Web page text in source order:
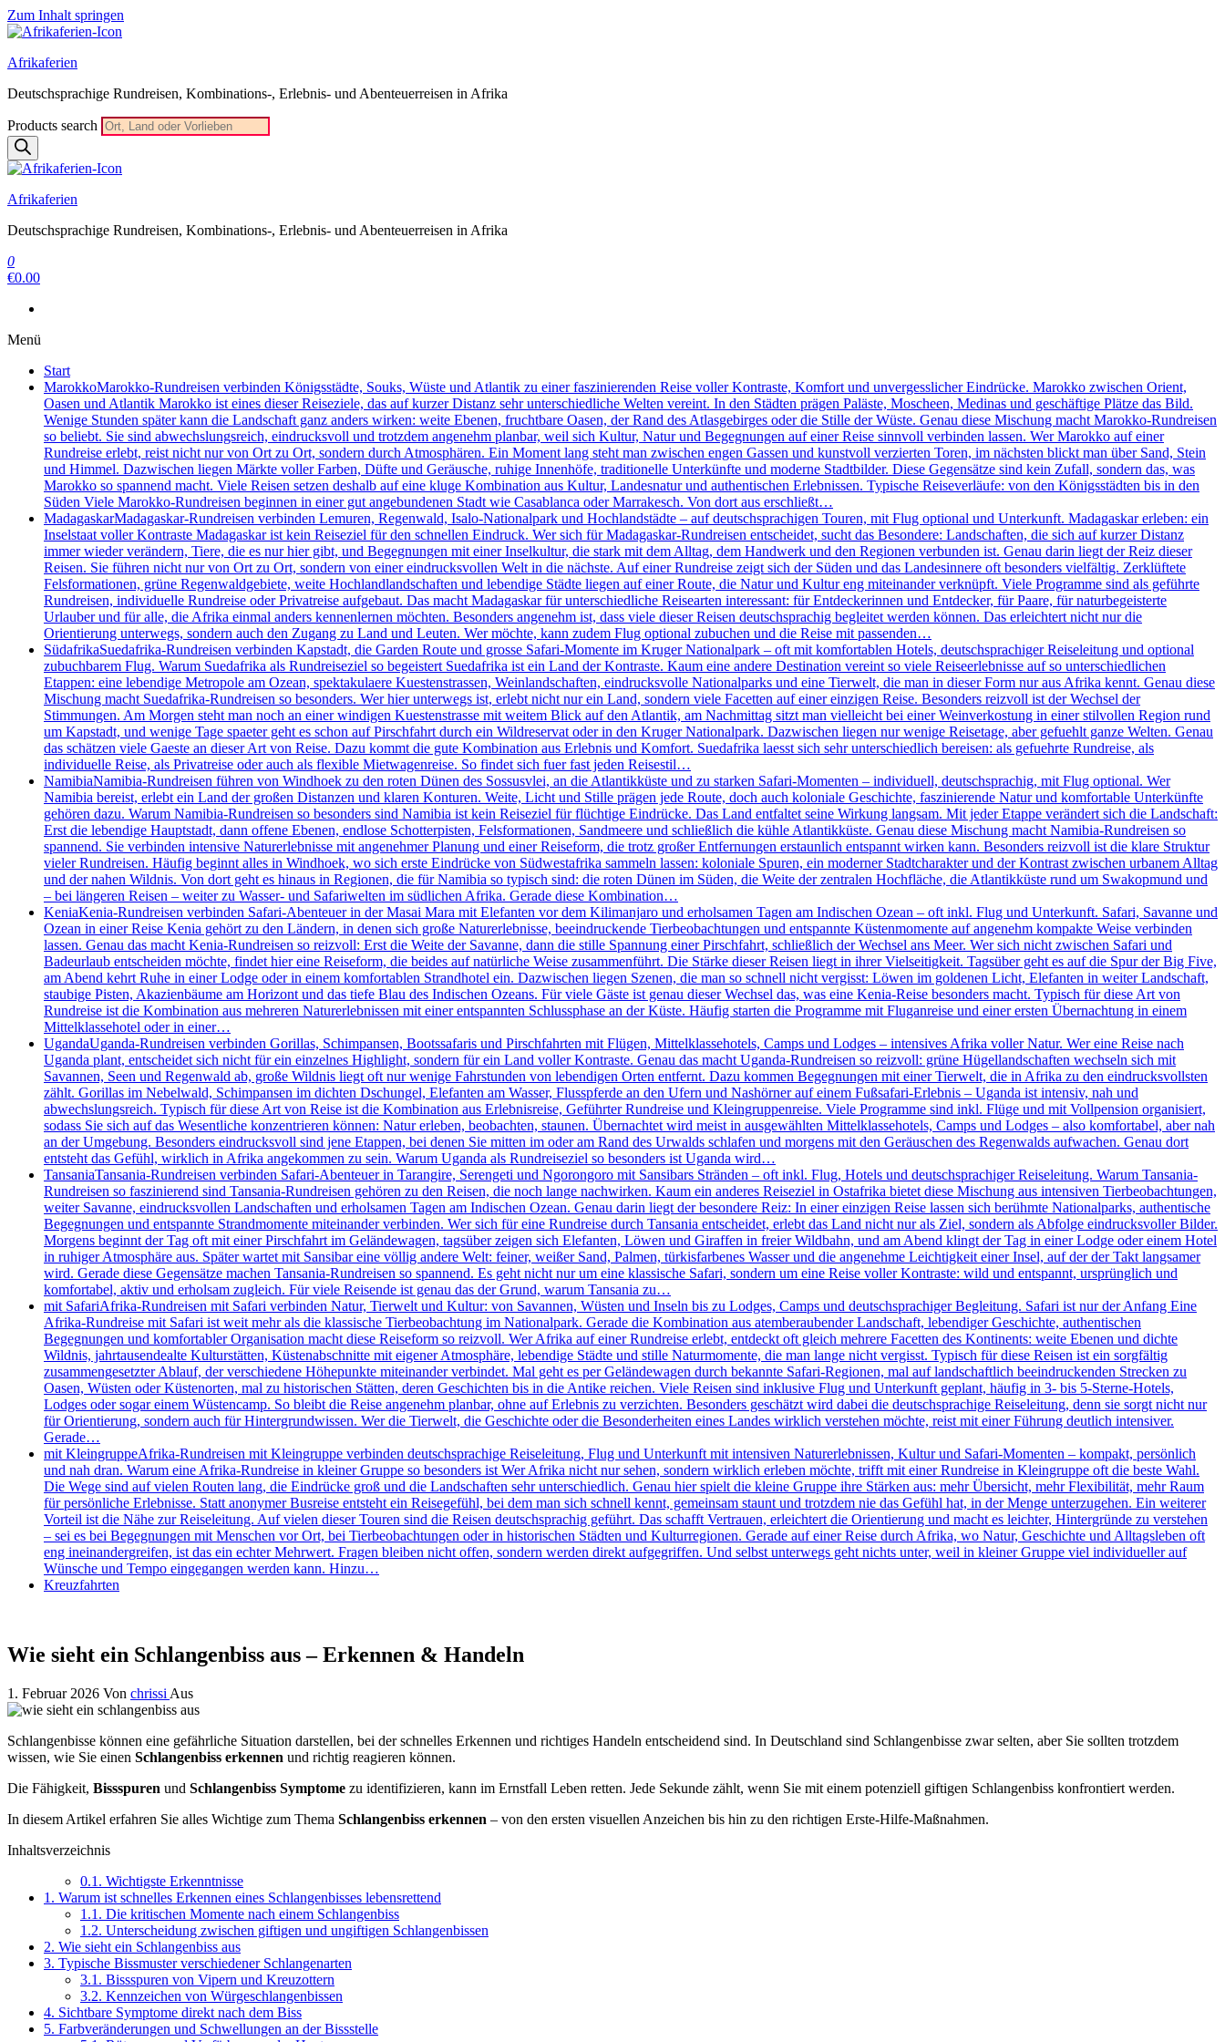
Zum Inhalt springen
Afrikaferien
Deutschsprachige Rundreisen, Kombinations-, Erlebnis- und Abenteuerreisen in Afrika
Products search
Afrikaferien
Deutschsprachige Rundreisen, Kombinations-, Erlebnis- und Abenteuerreisen in Afrika
0
€0.00
Menü
Start
MarokkoMarokko-Rundreisen verbinden Königsstädte, Souks, Wüste und Atlantik zu einer faszinierenden Reise voller Kontraste, Komfort und unvergesslicher Eindrücke. Marokko zwischen Orient,
Oasen und Atlantik Marokko ist eines dieser Reiseziele, das auf kurzer Distanz sehr unterschiedliche Welten vereint. In den Städten prägen Paläste, Moscheen, Medinas und geschäftige Plätze das Bild.
Wenige Stunden später kann die Landschaft ganz anders wirken: weite Ebenen, fruchtbare Oasen, der Rand des Atlasgebirges oder die Stille der Wüste. Genau diese Mischung macht Marokko-Rundreisen
so beliebt. Sie sind abwechslungsreich, eindrucksvoll und trotzdem angenehm planbar, weil sich Kultur, Natur und Begegnungen auf einer Reise sinnvoll verbinden lassen. Wer Marokko auf einer
Rundreise erlebt, reist nicht nur von Ort zu Ort, sondern durch Atmosphären. Ein Moment lang steht man zwischen engen Gassen und kunstvoll verzierten Toren, im nächsten blickt man über Sand, Stein
und Himmel. Dazwischen liegen Märkte voller Farben, Düfte und Geräusche, ruhige Innenhöfe, traditionelle Unterkünfte und moderne Stadtbilder. Diese Gegensätze sind kein Zufall, sondern das, was
Marokko so spannend macht. Viele Reisen setzen deshalb auf eine kluge Kombination aus Kultur, Landesnatur und authentischen Erlebnissen. Typische Reiseverläufe: von den Königsstädten bis in den
Süden Viele Marokko-Rundreisen beginnen in einer gut angebundenen Stadt wie Casablanca oder Marrakesch. Von dort aus erschließt…
MadagaskarMadagaskar-Rundreisen verbinden Lemuren, Regenwald, Isalo-Nationalpark und Hochlandstädte – auf deutschsprachigen Touren, mit Flug optional und Unterkunft. Madagaskar erleben: ein
Inselstaat voller Kontraste Madagaskar ist kein Reiseziel für den schnellen Eindruck. Wer sich für Madagaskar-Rundreisen entscheidet, sucht das Besondere: Landschaften, die sich auf kurzer Distanz
immer wieder verändern, Tiere, die es nur hier gibt, und Begegnungen mit einer Inselkultur, die stark mit dem Alltag, dem Handwerk und den Regionen verbunden ist. Genau darin liegt der Reiz dieser
Reisen. Sie führen nicht nur von Ort zu Ort, sondern von einer eindrucksvollen Welt in die nächste. Auf einer Rundreise zeigt sich der Süden und das Landesinnere oft besonders vielfältig. Zerklüftete
Felsformationen, grüne Regenwaldgebiete, weite Hochlandlandschaften und lebendige Städte liegen auf einer Route, die Natur und Kultur eng miteinander verknüpft. Viele Programme sind als geführte
Rundreisen, individuelle Rundreise oder Privatreise aufgebaut. Das macht Madagaskar für unterschiedliche Reisearten interessant: für Entdeckerinnen und Entdecker, für Paare, für naturbegeisterte
Urlauber und für alle, die Afrika einmal anders kennenlernen möchten. Besonders angenehm ist, dass viele dieser Reisen deutschsprachig begleitet werden können. Das erleichtert nicht nur die
Orientierung unterwegs, sondern auch den Zugang zu Land und Leuten. Wer möchte, kann zudem Flug optional zubuchen und die Reise mit passenden…
SüdafrikaSuedafrika-Rundreisen verbinden Kapstadt, die Garden Route und grosse Safari-Momente im Kruger Nationalpark – oft mit komfortablen Hotels, deutschsprachiger Reiseleitung und optional
zubuchbarem Flug. Warum Suedafrika als Rundreiseziel so begeistert Suedafrika ist ein Land der Kontraste. Kaum eine andere Destination vereint so viele Reiseerlebnisse auf so unterschiedlichen
Etappen: eine lebendige Metropole am Ozean, spektakulaere Kuestenstrassen, Weinlandschaften, eindrucksvolle Nationalparks und eine Tierwelt, die man in dieser Form nur aus Afrika kennt. Genau diese
Mischung macht Suedafrika-Rundreisen so besonders. Wer hier unterwegs ist, erlebt nicht nur ein Land, sondern viele Facetten auf einer einzigen Reise. Besonders reizvoll ist der Wechsel der
Stimmungen. Am Morgen steht man noch an einer windigen Kuestenstrasse mit weitem Blick auf den Atlantik, am Nachmittag sitzt man vielleicht bei einer Weinverkostung in einer stilvollen Region rund
um Kapstadt, und wenige Tage spaeter geht es schon auf Pirschfahrt durch ein Wildreservat oder in den Kruger Nationalpark. Dazwischen liegen nur wenige Reisetage, aber gefuehlt ganze Welten. Genau
das schätzen viele Gaeste an dieser Art von Reise. Dazu kommt die gute Kombination aus Erlebnis und Komfort. Suedafrika laesst sich sehr unterschiedlich bereisen: als gefuehrte Rundreise, als
individuelle Reise, als Privatreise oder auch als flexible Mietwagenreise. So findet sich fuer fast jeden Reisestil…
NamibiaNamibia-Rundreisen führen von Windhoek zu den roten Dünen des Sossusvlei, an die Atlantikküste und zu starken Safari-Momenten – individuell, deutschsprachig, mit Flug optional. Wer
Namibia bereist, erlebt ein Land der großen Distanzen und klaren Konturen. Weite, Licht und Stille prägen jede Route, doch auch koloniale Geschichte, faszinierende Natur und komfortable Unterkünfte
gehören dazu. Warum Namibia-Rundreisen so besonders sind Namibia ist kein Reiseziel für flüchtige Eindrücke. Das Land entfaltet seine Wirkung langsam. Mit jeder Etappe verändert sich die Landschaft:
Erst die lebendige Hauptstadt, dann offene Ebenen, endlose Schotterpisten, Felsformationen, Sandmeere und schließlich die kühle Atlantikküste. Genau diese Mischung macht Namibia-Rundreisen so
spannend. Sie verbinden intensive Naturerlebnisse mit angenehmer Planung und einer Reiseform, die trotz großer Entfernungen erstaunlich entspannt wirken kann. Besonders reizvoll ist die klare Struktur
vieler Rundreisen. Häufig beginnt alles in Windhoek, wo sich erste Eindrücke von Südwestafrika sammeln lassen: koloniale Spuren, ein moderner Stadtcharakter und der Kontrast zwischen urbanem Alltag
und der nahen Wildnis. Von dort geht es hinaus in Regionen, die für Namibia so typisch sind: die roten Dünen im Süden, die Weite der zentralen Hochfläche, die Atlantikküste rund um Swakopmund und
– bei längeren Reisen – weiter zu Wasser- und Safariwelten im südlichen Afrika. Gerade diese Kombination…
KeniaKenia-Rundreisen verbinden Safari-Abenteuer in der Masai Mara mit Elefanten vor dem Kilimanjaro und erholsamen Tagen am Indischen Ozean – oft inkl. Flug und Unterkunft. Safari, Savanne und
Ozean in einer Reise Kenia gehört zu den Ländern, in denen sich große Naturerlebnisse, beeindruckende Tierbeobachtungen und entspannte Küstenmomente auf angenehm kompakte Weise verbinden
lassen. Genau das macht Kenia-Rundreisen so reizvoll: Erst die Weite der Savanne, dann die stille Spannung einer Pirschfahrt, schließlich der Wechsel ans Meer. Wer sich nicht zwischen Safari und
Badeurlaub entscheiden möchte, findet hier eine Reiseform, die beides auf natürliche Weise zusammenführt. Die Stärke dieser Reisen liegt in ihrer Vielseitigkeit. Tagsüber geht es auf die Spur der Big Five,
am Abend kehrt Ruhe in einer Lodge oder in einem komfortablen Strandhotel ein. Dazwischen liegen Szenen, die man so schnell nicht vergisst: Löwen im goldenen Licht, Elefanten in weiter Landschaft,
staubige Pisten, Akazienbäume am Horizont und das tiefe Blau des Indischen Ozeans. Für viele Gäste ist genau dieser Wechsel das, was eine Kenia-Reise besonders macht. Typisch für diese Art von
Rundreise ist die Kombination aus mehreren Naturerlebnissen mit einer entspannten Schlussphase an der Küste. Häufig starten die Programme mit Fluganreise und einer ersten Übernachtung in einem
Mittelklassehotel oder in einer…
UgandaUganda-Rundreisen verbinden Gorillas, Schimpansen, Bootssafaris und Pirschfahrten mit Flügen, Mittelklassehotels, Camps und Lodges – intensives Afrika voller Natur. Wer eine Reise nach
Uganda plant, entscheidet sich nicht für ein einzelnes Highlight, sondern für ein Land voller Kontraste. Genau das macht Uganda-Rundreisen so reizvoll: grüne Hügellandschaften wechseln sich mit
Savannen, Seen und Regenwald ab, große Wildnis liegt oft nur wenige Fahrstunden von lebendigen Orten entfernt. Dazu kommen Begegnungen mit einer Tierwelt, die in Afrika zu den eindrucksvollsten
zählt. Gorillas im Nebelwald, Schimpansen im dichten Dschungel, Elefanten am Wasser, Flusspferde an den Ufern und Nashörner auf einem Fußsafari-Erlebnis – Uganda ist intensiv, nah und
abwechslungsreich. Typisch für diese Art von Reise ist die Kombination aus Erlebnisreise, Geführter Rundreise und Kleingruppenreise. Viele Programme sind inkl. Flüge und mit Vollpension organisiert,
sodass Sie sich auf das Wesentliche konzentrieren können: Natur erleben, beobachten, staunen. Übernachtet wird meist in ausgewählten Mittelklassehotels, Camps und Lodges – also komfortabel, aber nah
an der Umgebung. Besonders eindrucksvoll sind jene Etappen, bei denen Sie mitten im oder am Rand des Urwalds schlafen und morgens mit den Geräuschen des Regenwalds aufwachen. Genau dort
entsteht das Gefühl, wirklich in Afrika angekommen zu sein. Warum Uganda als Rundreiseziel so besonders ist Uganda wird…
TansaniaTansania-Rundreisen verbinden Safari-Abenteuer in Tarangire, Serengeti und Ngorongoro mit Sansibars Stränden – oft inkl. Flug, Hotels und deutschsprachiger Reiseleitung. Warum Tansania-
Rundreisen so faszinierend sind Tansania-Rundreisen gehören zu den Reisen, die noch lange nachwirken. Kaum ein anderes Reiseziel in Ostafrika bietet diese Mischung aus intensiven Tierbeobachtungen,
weiter Savanne, eindrucksvollen Landschaften und erholsamen Tagen am Indischen Ozean. Genau darin liegt der besondere Reiz: In einer einzigen Reise lassen sich berühmte Nationalparks, authentische
Begegnungen und entspannte Strandmomente miteinander verbinden. Wer sich für eine Rundreise durch Tansania entscheidet, erlebt das Land nicht nur als Ziel, sondern als Abfolge eindrucksvoller Bilder.
Morgens beginnt der Tag oft mit einer Pirschfahrt im Geländewagen, tagsüber zeigen sich Elefanten, Löwen und Giraffen in freier Wildbahn, und am Abend klingt der Tag in einer Lodge oder einem Hotel
in ruhiger Atmosphäre aus. Später wartet mit Sansibar eine völlig andere Welt: feiner, weißer Sand, Palmen, türkisfarbenes Wasser und die angenehme Leichtigkeit einer Insel, auf der der Takt langsamer
wird. Gerade diese Gegensätze machen Tansania-Rundreisen so spannend. Es geht nicht nur um eine klassische Safari, sondern um eine Reise voller Kontraste: wild und entspannt, ursprünglich und
komfortabel, aktiv und erholsam zugleich. Für viele Reisende ist genau das der Grund, warum Tansania zu…
mit SafariAfrika-Rundreisen mit Safari verbinden Natur, Tierwelt und Kultur: von Savannen, Wüsten und Inseln bis zu Lodges, Camps und deutschsprachiger Begleitung. Safari ist nur der Anfang Eine
Afrika-Rundreise mit Safari ist weit mehr als die klassische Tierbeobachtung im Nationalpark. Gerade die Kombination aus atemberaubender Landschaft, lebendiger Geschichte, authentischen
Begegnungen und komfortabler Organisation macht diese Reiseform so reizvoll. Wer Afrika auf einer Rundreise erlebt, entdeckt oft gleich mehrere Facetten des Kontinents: weite Ebenen und dichte
Wildnis, jahrtausendealte Kulturstätten, Küstenabschnitte mit eigener Atmosphäre, lebendige Städte und stille Naturmomente, die man lange nicht vergisst. Typisch für diese Reisen ist ein sorgfältig
zusammengesetzter Ablauf, der verschiedene Höhepunkte miteinander verbindet. Mal geht es per Geländewagen durch bekannte Safari-Regionen, mal auf landschaftlich beeindruckenden Strecken zu
Oasen, Wüsten oder Küstenorten, mal zu historischen Stätten, deren Geschichten bis in die Antike reichen. Viele Reisen sind inklusive Flug und Unterkunft geplant, häufig in 3- bis 5-Sterne-Hotels,
Lodges oder sogar einem Wüstencamp. So bleibt die Reise angenehm planbar, ohne auf Erlebnis zu verzichten. Besonders geschätzt wird dabei die deutschsprachige Reiseleitung, denn sie sorgt nicht nur
für Orientierung, sondern auch für Hintergrundwissen. Wer die Tierwelt, die Geschichte oder die Besonderheiten eines Landes wirklich verstehen möchte, reist mit einer Führung deutlich intensiver.
Gerade…
mit KleingruppeAfrika-Rundreisen mit Kleingruppe verbinden deutschsprachige Reiseleitung, Flug und Unterkunft mit intensiven Naturerlebnissen, Kultur und Safari-Momenten – kompakt, persönlich
und nah dran. Warum eine Afrika-Rundreise in kleiner Gruppe so besonders ist Wer Afrika nicht nur sehen, sondern wirklich erleben möchte, trifft mit einer Rundreise in Kleingruppe oft die beste Wahl.
Die Wege sind auf vielen Routen lang, die Eindrücke groß und die Landschaften sehr unterschiedlich. Genau hier spielt die kleine Gruppe ihre Stärken aus: mehr Übersicht, mehr Flexibilität, mehr Raum
für persönliche Erlebnisse. Statt anonymer Busreise entsteht ein Reisegefühl, bei dem man sich schnell kennt, gemeinsam staunt und trotzdem nie das Gefühl hat, in der Menge unterzugehen. Ein weiterer
Vorteil ist die Nähe zur Reiseleitung. Auf vielen dieser Touren sind die Reisen deutschsprachig geführt. Das schafft Vertrauen, erleichtert die Orientierung und macht es leichter, Hintergründe zu verstehen
– sei es bei Begegnungen mit Menschen vor Ort, bei Tierbeobachtungen oder in historischen Städten und Kulturregionen. Gerade auf einer Reise durch Afrika, wo Natur, Geschichte und Alltagsleben oft
eng ineinandergreifen, ist das ein echter Mehrwert. Fragen bleiben nicht offen, sondern werden direkt aufgegriffen. Und selbst unterwegs geht nichts unter, weil in kleiner Gruppe viel individueller auf
Wünsche und Tempo eingegangen werden kann. Hinzu…
Kreuzfahrten
Wie sieht ein Schlangenbiss aus – Erkennen & Handeln
1. Februar 2026 Von chrissi Aus
Schlangenbisse können eine gefährliche Situation darstellen, bei der schnelles Erkennen und richtiges Handeln entscheidend sind. In Deutschland sind Schlangenbisse zwar selten, aber Sie sollten trotzdem
wissen, wie Sie einen Schlangenbiss erkennen und richtig reagieren können.
Die Fähigkeit, Bissspuren und Schlangenbiss Symptome zu identifizieren, kann im Ernstfall Leben retten. Jede Sekunde zählt, wenn Sie mit einem potenziell giftigen Schlangenbiss konfrontiert werden.
In diesem Artikel erfahren Sie alles Wichtige zum Thema Schlangenbiss erkennen – von den ersten visuellen Anzeichen bis hin zu den richtigen Erste-Hilfe-Maßnahmen.
Inhaltsverzeichnis
0.1. Wichtigste Erkenntnisse
1. Warum ist schnelles Erkennen eines Schlangenbisses lebensrettend
1.1. Die kritischen Momente nach einem Schlangenbiss
1.2. Unterscheidung zwischen giftigen und ungiftigen Schlangenbissen
2. Wie sieht ein Schlangenbiss aus
3. Typische Bissmuster verschiedener Schlangenarten
3.1. Bissspuren von Vipern und Kreuzottern
3.2. Kennzeichen von Würgeschlangenbissen
4. Sichtbare Symptome direkt nach dem Biss
5. Farbveränderungen und Schwellungen an der Bissstelle